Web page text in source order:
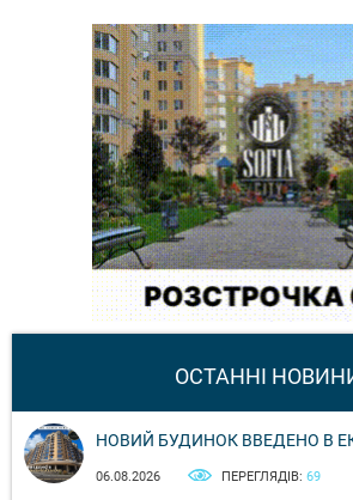
ОСТАННІ
НОВИЙ БУДИНОК ВВЕДЕНО В
06.08.2026 ПЕРЕГЛЯДІВ: 69